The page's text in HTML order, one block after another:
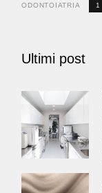
ODONTOIATRIA 1
Ultimi post